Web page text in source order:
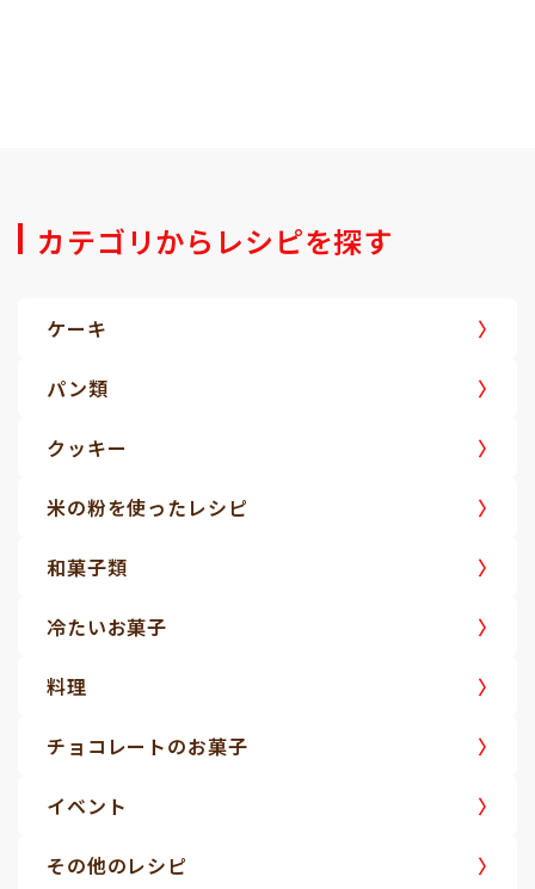
カテゴリからレシピを探す
ケーキ
パン類
クッキー
米の粉を使ったレシピ
和菓子類
冷たいお菓子
料理
チョコレートのお菓子
イベント
その他のレシピ